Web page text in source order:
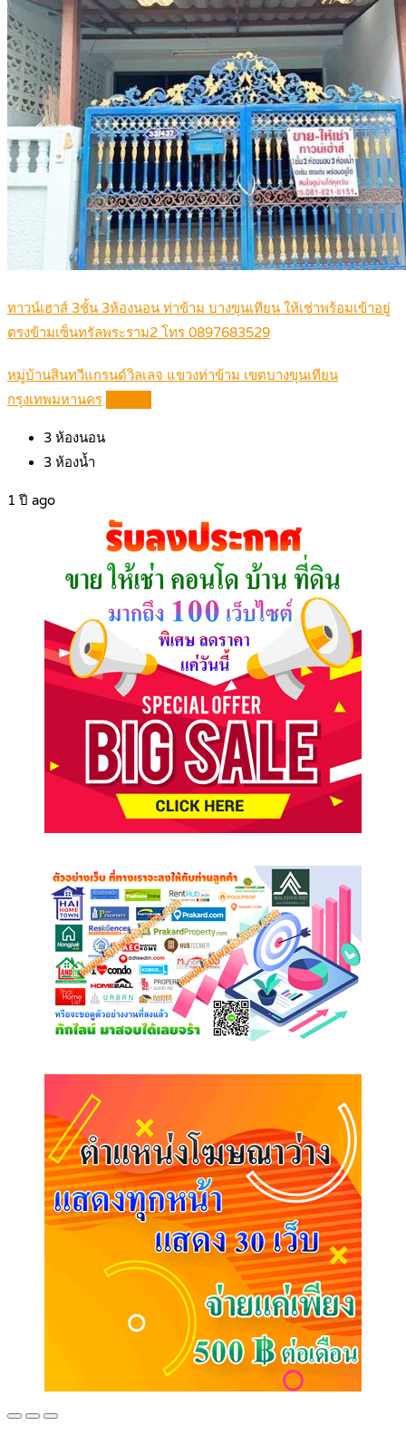
ทาวน์เฮาส์ 3ชั้น 3ห้องนอน ท่าข้าม บางขุนเทียน ให้เช่าพร้อมเข้าอยู่
ตรงข้ามเซ็นทรัลพระราม2 โทร 0897683529
หมู่บ้านสินทวีแกรนด์วิลเลจ แขวงท่าข้าม เขตบางขุนเทียน
กรุงเทพมหานคร
3 ห้องนอน
3 ห้องน้ำ
1 ปี ago